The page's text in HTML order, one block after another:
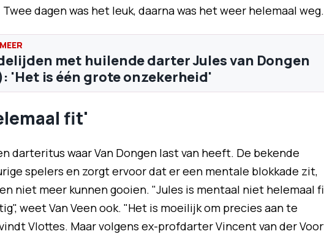
Twee dagen was het leuk, daarna was het weer helemaal
met huilende darter Jules van Dongen
'Het is één grote onzekerheid'
fit'
darteritus waar Van Dongen last van heeft. De bekende
spelers en zorgt ervoor dat er een mentale blokkade zit,
niet meer kunnen gooien. "Jules is mentaal niet helemaal
weet Van Veen ook. "Het is moeilijk om precies aan te
Vlottes. Maar volgens ex-profdarter Vincent van der